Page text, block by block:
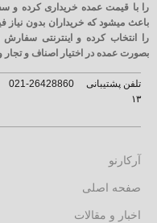
را با قیمت عمده خریداری کرده و
باعث میشود که خریداران بدون
را انتخاب کرده و اینترنتی
بصورت عمده در اختیار اصناف و تجار
تلفن پشتیبانی 26428860-021
۱۳
آرکارنو
صفحه اصلی
اخبار و مقالات